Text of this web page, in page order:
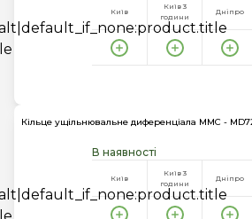
Київ
Київ 3
години
Дніпро
Кільце ущільнювальне диференціала MMC -
В наявності
Київ
Київ 3
години
Дніпро